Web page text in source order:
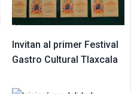
Invitan al primer Festival
Gastro Cultural Tlaxcala